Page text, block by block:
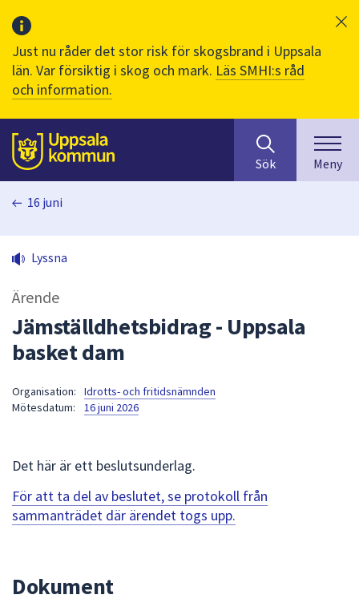
Just nu råder det stor risk för skogsbrand i Uppsala
län. Var försiktig i skog och mark. Läs SMHI:s råd
och information.
Till sidans
huvudinnehåll
efter
innehåll
på
sökfältet
kommer
för
att
navigera
Sök Meny
16 juni
Lyssna
Ärende
Jämställdhetsbidrag - Uppsala
basket dam
Organisation:
Idrotts- och fritidsnämnden
Mötesdatum:
16 juni 2026
Det här är ett beslutsunderlag.
För att ta del av beslutet, se protokoll från
sammanträdet där ärendet togs upp.
Dokument